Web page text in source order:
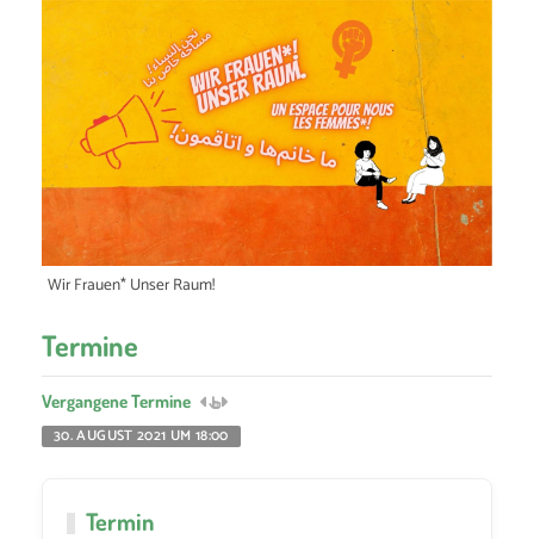
Wir Frauen* Unser Raum!
Termine
Vergangene Termine
30. AUGUST 2021 UM 18:00
Termin